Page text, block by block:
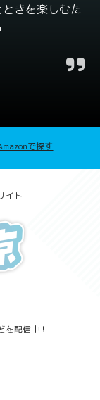
きを楽しむた
イト
配信中！